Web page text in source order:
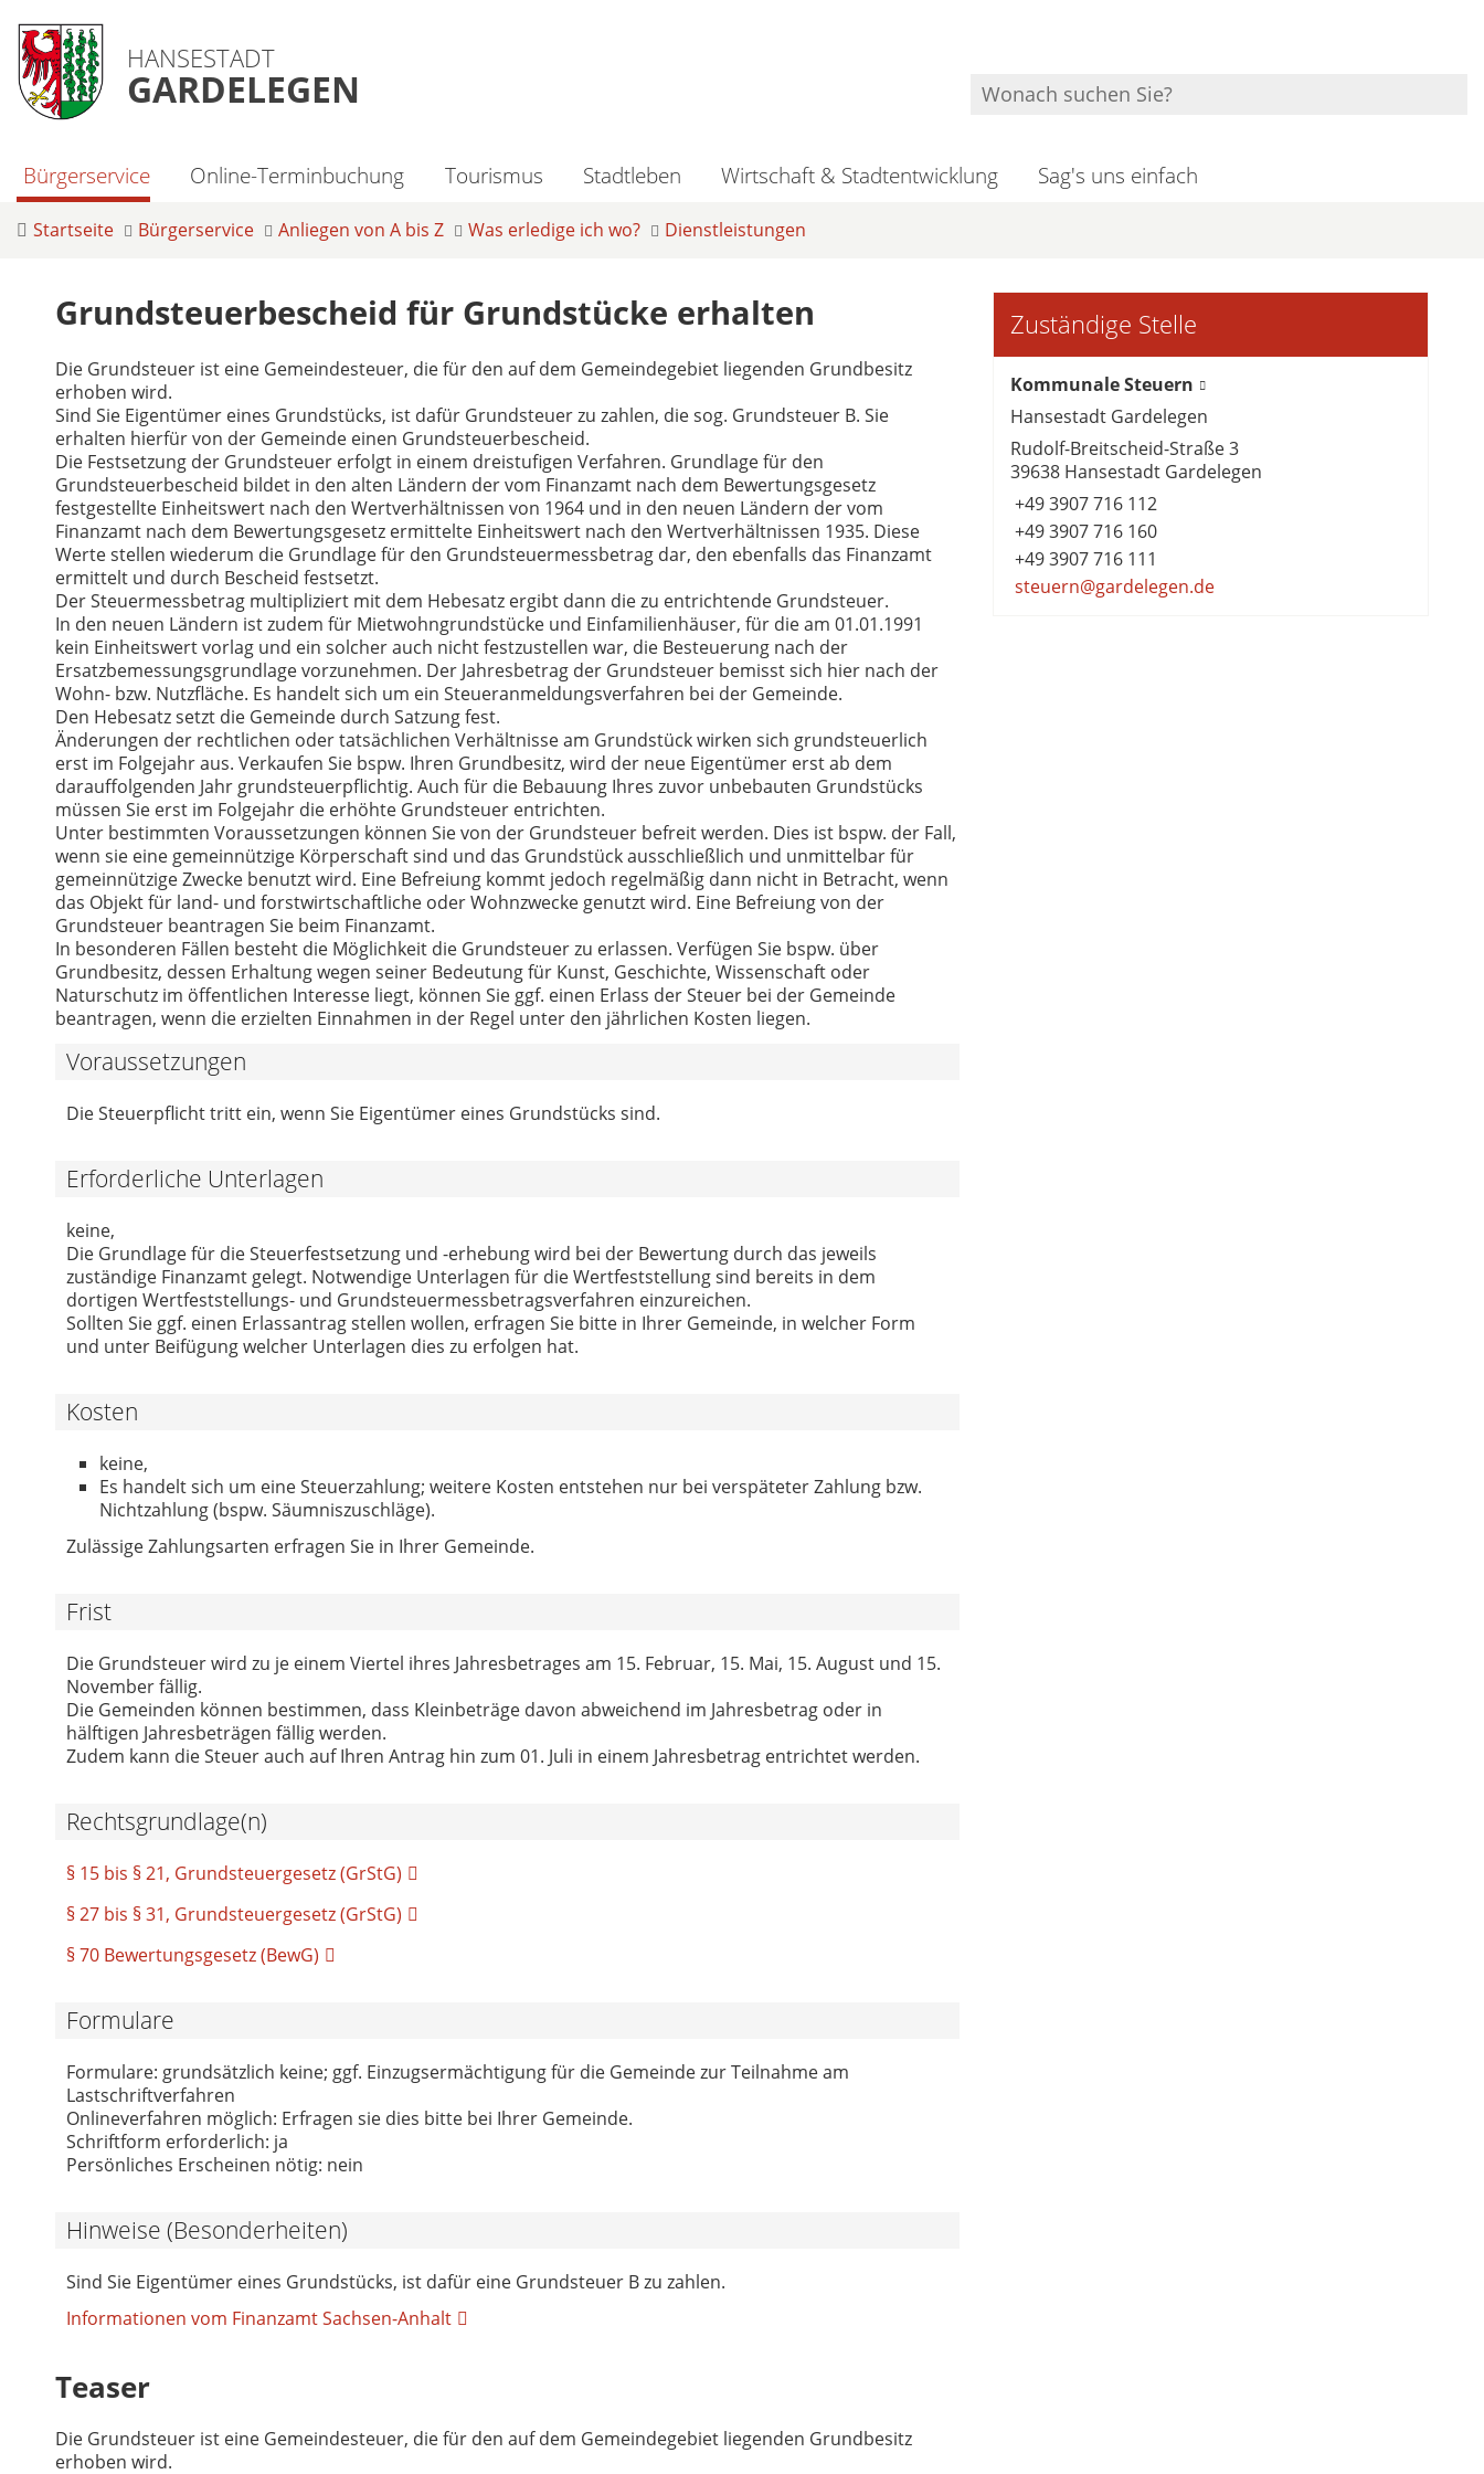
HANSESTADT
GARDELEGEN
Bürgerservice Online-Terminbuchung Tourismus Stadtleben Wirtschaft & Stadtentwicklung Sag's uns einfach
Startseite Bürgerservice Anliegen von A bis Z Was erledige ich wo? Dienstleistungen
Grundsteuerbescheid für Grundstücke erhalten
Die Grundsteuer ist eine Gemeindesteuer, die für den auf dem Gemeindegebiet liegenden Grundbesitz
erhoben wird.
Sind Sie Eigentümer eines Grundstücks, ist dafür Grundsteuer zu zahlen, die sog. Grundsteuer B. Sie
erhalten hierfür von der Gemeinde einen Grundsteuerbescheid.
Die Festsetzung der Grundsteuer erfolgt in einem dreistufigen Verfahren. Grundlage für den
Grundsteuerbescheid bildet in den alten Ländern der vom Finanzamt nach dem Bewertungsgesetz
festgestellte Einheitswert nach den Wertverhältnissen von 1964 und in den neuen Ländern der vom
Finanzamt nach dem Bewertungsgesetz ermittelte Einheitswert nach den Wertverhältnissen 1935. Diese
Werte stellen wiederum die Grundlage für den Grundsteuermessbetrag dar, den ebenfalls das Finanzamt
ermittelt und durch Bescheid festsetzt.
Der Steuermessbetrag multipliziert mit dem Hebesatz ergibt dann die zu entrichtende Grundsteuer.
In den neuen Ländern ist zudem für Mietwohngrundstücke und Einfamilienhäuser, für die am 01.01.1991
kein Einheitswert vorlag und ein solcher auch nicht festzustellen war, die Besteuerung nach der
Ersatzbemessungsgrundlage vorzunehmen. Der Jahresbetrag der Grundsteuer bemisst sich hier nach der
Wohn- bzw. Nutzfläche. Es handelt sich um ein Steueranmeldungsverfahren bei der Gemeinde.
Den Hebesatz setzt die Gemeinde durch Satzung fest.
Änderungen der rechtlichen oder tatsächlichen Verhältnisse am Grundstück wirken sich grundsteuerlich
erst im Folgejahr aus. Verkaufen Sie bspw. Ihren Grundbesitz, wird der neue Eigentümer erst ab dem
darauffolgenden Jahr grundsteuerpflichtig. Auch für die Bebauung Ihres zuvor unbebauten Grundstücks
müssen Sie erst im Folgejahr die erhöhte Grundsteuer entrichten.
Unter bestimmten Voraussetzungen können Sie von der Grundsteuer befreit werden. Dies ist bspw. der Fall,
wenn sie eine gemeinnützige Körperschaft sind und das Grundstück ausschließlich und unmittelbar für
gemeinnützige Zwecke benutzt wird. Eine Befreiung kommt jedoch regelmäßig dann nicht in Betracht, wenn
das Objekt für land- und forstwirtschaftliche oder Wohnzwecke genutzt wird. Eine Befreiung von der
Grundsteuer beantragen Sie beim Finanzamt.
In besonderen Fällen besteht die Möglichkeit die Grundsteuer zu erlassen. Verfügen Sie bspw. über
Grundbesitz, dessen Erhaltung wegen seiner Bedeutung für Kunst, Geschichte, Wissenschaft oder
Naturschutz im öffentlichen Interesse liegt, können Sie ggf. einen Erlass der Steuer bei der Gemeinde
beantragen, wenn die erzielten Einnahmen in der Regel unter den jährlichen Kosten liegen.
Voraussetzungen
Die Steuerpflicht tritt ein, wenn Sie Eigentümer eines Grundstücks sind.
Erforderliche Unterlagen
keine,
Die Grundlage für die Steuerfestsetzung und -erhebung wird bei der Bewertung durch das jeweils
zuständige Finanzamt gelegt. Notwendige Unterlagen für die Wertfeststellung sind bereits in dem
dortigen Wertfeststellungs- und Grundsteuermessbetragsverfahren einzureichen.
Sollten Sie ggf. einen Erlassantrag stellen wollen, erfragen Sie bitte in Ihrer Gemeinde, in welcher Form
und unter Beifügung welcher Unterlagen dies zu erfolgen hat.
Kosten
keine,
Es handelt sich um eine Steuerzahlung; weitere Kosten entstehen nur bei verspäteter Zahlung bzw.
Nichtzahlung (bspw. Säumniszuschläge).
Zulässige Zahlungsarten erfragen Sie in Ihrer Gemeinde.
Frist
Die Grundsteuer wird zu je einem Viertel ihres Jahresbetrages am 15. Februar, 15. Mai, 15. August und 15.
November fällig.
Die Gemeinden können bestimmen, dass Kleinbeträge davon abweichend im Jahresbetrag oder in
hälftigen Jahresbeträgen fällig werden.
Zudem kann die Steuer auch auf Ihren Antrag hin zum 01. Juli in einem Jahresbetrag entrichtet werden.
Rechtsgrundlage(n)
§ 15 bis § 21, Grundsteuergesetz (GrStG)
§ 27 bis § 31, Grundsteuergesetz (GrStG)
§ 70 Bewertungsgesetz (BewG)
Formulare
Formulare: grundsätzlich keine; ggf. Einzugsermächtigung für die Gemeinde zur Teilnahme am
Lastschriftverfahren
Onlineverfahren möglich: Erfragen sie dies bitte bei Ihrer Gemeinde.
Schriftform erforderlich: ja
Persönliches Erscheinen nötig: nein
Hinweise (Besonderheiten)
Sind Sie Eigentümer eines Grundstücks, ist dafür eine Grundsteuer B zu zahlen.
Informationen vom Finanzamt Sachsen-Anhalt
Teaser
Die Grundsteuer ist eine Gemeindesteuer, die für den auf dem Gemeindegebiet liegenden Grundbesitz
erhoben wird.
Zuständige Stelle
Kommunale Steuern
Hansestadt Gardelegen
Rudolf-Breitscheid-Straße 3
39638 Hansestadt Gardelegen
+49 3907 716 112
+49 3907 716 160
+49 3907 716 111
steuern@gardelegen.de